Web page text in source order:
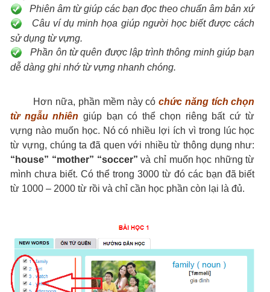
Phiên âm từ giúp các bạn đọc theo chuẩn âm bản xứ
Câu ví dụ minh họa giúp người học biết được cách
sử dụng từ vựng.
Phần ôn từ quên được lập trình thông minh giúp bạn
dễ dàng ghi nhớ từ vựng nhanh chóng.
Hơn nữa, phần mềm này cóchức năng tích chọn
từ ngẫu nhiên giúp bạn có thể chọn riêng bất cứ từ
vựng nào muốn học. Nó có nhiều lợi ích vì trong lúc học
từ vựng, chúng ta đã quen với nhiều từ thông dụng như:
“house” “mother” “soccer” và chỉ muốn học những từ
mình chưa biết. Có thể trong 3000 từ đó các bạn đã biết
từ 1000 – 2000 từ rồi và chỉ cần học phần còn lại là đủ.